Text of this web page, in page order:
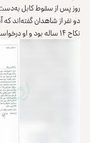
روز پس از سقوط کابل
دو نفر از شاهدان گفته‌اند
نکاح ۱۴ ساله بود و او درخواست خداینظر برای نکاح را رد کرد.